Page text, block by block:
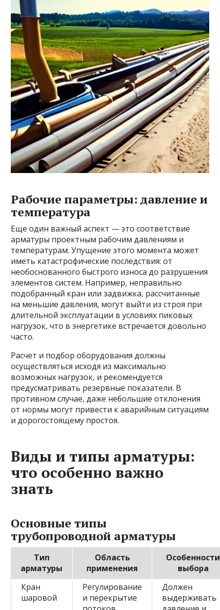
Рабочие параметры: давление и
температура
Еще один важный аспект — это соответствие
арматуры проектным рабочим давлениям и
температурам. Упущение этого момента может
иметь катастрофические последствия: от
необоснованного быстрого износа до разрушения
элементов систем. Например, неправильно
подобранный кран или задвижка, рассчитанные
на меньшие давления, могут выйти из строя при
длительной эксплуатации в условиях пиковых
нагрузок, что в энергетике встречается довольно
часто.
Расчет и подбор оборудования должны
осуществляться исходя из максимально
возможных нагрузок, и рекомендуется
предусматривать резервные показатели. В
противном случае, даже небольшие отклонения
от нормы могут привести к аварийным ситуациям
и дорогостоящему простоя.
Виды и типы арматуры:
что особенно важно
знать
Основные типы
трубопроводной арматуры
Тип
арматуры
Область
применения
Особенности
выбора
Кран
шаровой
Регулирование
и перекрытие
Должен
выдерживать